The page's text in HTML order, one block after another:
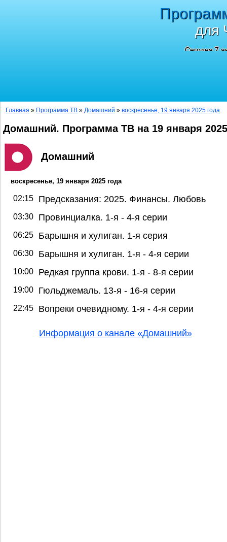
для
Сегодня 7
Главная » Программа ТВ » Домашний » воскресенье, 19 января 2025 года
Домашний. Программа ТВ на 19 января 2025
Домашний
воскресенье, 19 января 2025 года
02:15 Предсказания: 2025. Финансы. Любовь
03:30 Провинциалка. 1-я - 4-я серии
06:25 Барышня и хулиган. 1-я серия
06:30 Барышня и хулиган. 1-я - 4-я серии
10:00 Редкая группа крови. 1-я - 8-я серии
19:00 Гюльджемаль. 13-я - 16-я серии
22:45 Вопреки очевидному. 1-я - 4-я серии
Информация о канале «Домашний»